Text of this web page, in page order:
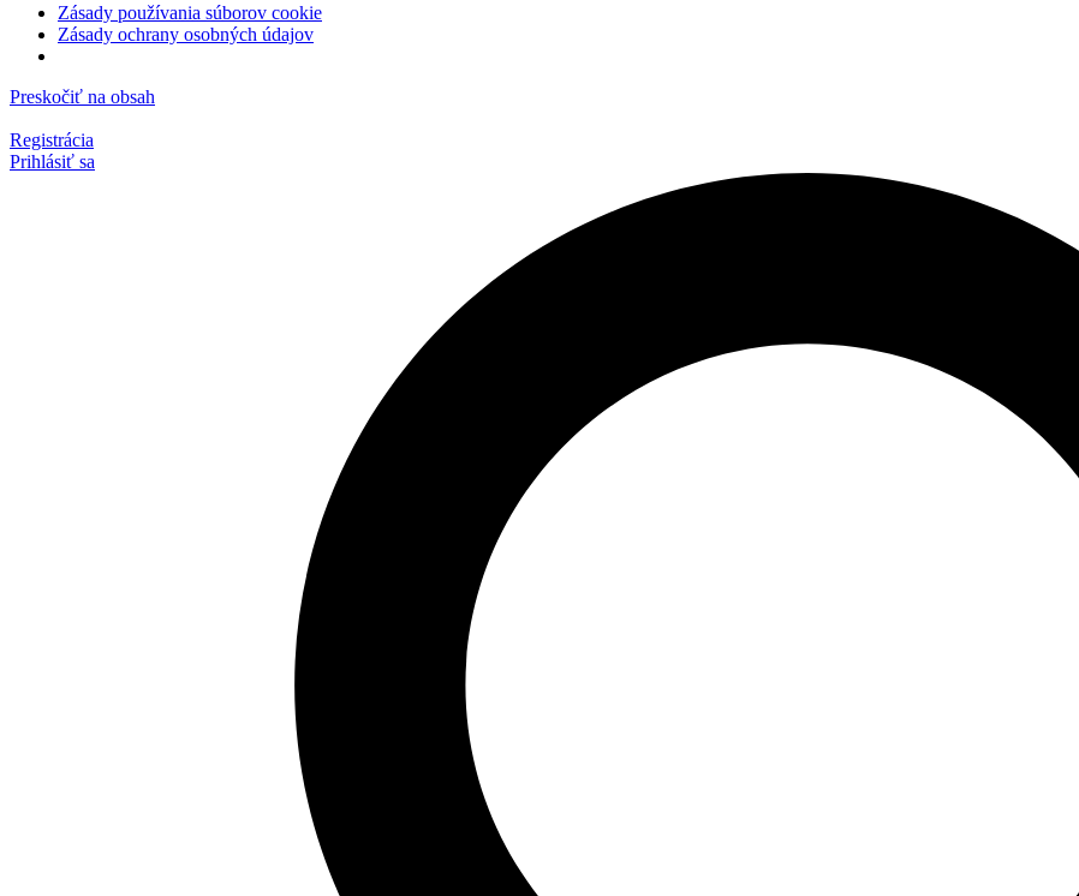
Zásady používania súborov cookie
Zásady ochrany osobných údajov
Preskočiť na obsah
Registrácia
Prihlásiť sa